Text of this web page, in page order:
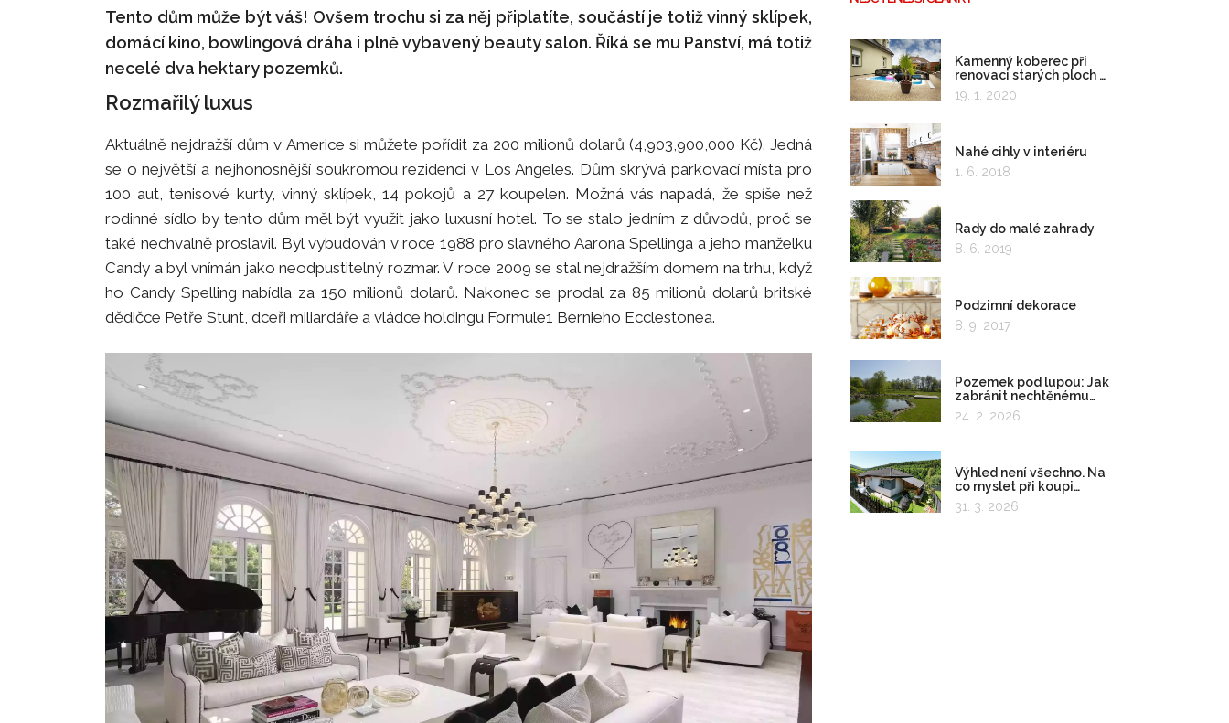
Tento dům může být váš! Ovšem trochu si za něj připlatíte, součástí je totiž vinný sklípek,
domácí kino, bowlingová dráha i plně vybavený beauty salon. Říká se mu Panství, má totiž
necelé dva hektary pozemků.
Rozmařilý luxus
Aktuálně nejdražší dům v Americe si můžete pořídit za 200 milionů dolarů (4,903,900,000 Kč). Jedná
se o největší a nejhonosnější soukromou rezidenci v Los Angeles. Dům skrývá parkovací místa pro
100 aut, tenisové kurty, vinný sklípek, 14 pokojů a 27 koupelen. Možná vás napadá, že spíše než
rodinné sídlo by tento dům měl být využit jako luxusní hotel. To se stalo jedním z důvodů, proč se
také nechvalně proslavil. Byl vybudován v roce 1988 pro slavného Aarona Spellinga a jeho manželku
Candy a byl vnímán jako neodpustitelný rozmar. V roce 2009 se stal nejdražším domem na trhu, když
ho Candy Spelling nabídla za 150 milionů dolarů. Nakonec se prodal za 85 milionů dolarů britské
dědičce Petře Stunt, dceři miliardáře a vládce holdingu Formule1 Bernieho Ecclestonea.
Kamenný koberec při
renovaci starých ploch a
kolem bazénu
19. 1. 2020
Nahé cihly v interiéru
1. 6. 2018
Rady do malé zahrady
8. 6. 2019
Podzimní dekorace
8. 9. 2017
Pozemek pod lupou: Jak
zabránit nechtěnému
zadržování vody
24. 2. 2026
Výhled není všechno. Na
co myslet při koupi
pozemku?
31. 3. 2026